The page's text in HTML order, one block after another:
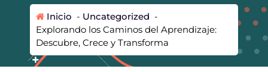
Inicio - Uncategorized -
Explorando los Caminos del Aprendizaje:
Descubre, Crece y Transforma